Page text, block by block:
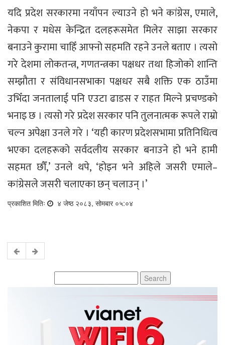
यदि प्रदेश सरकारमा नयाँपन ल्याउने हो भने कांग्रेस, एमाले,
नेकपा र मधेस केन्द्रित दलहरूसमेत मिलेर साझा सरकार
बनाउने कुरामा चाहिँ आफ्नो सहमति रहने उनले बताए । त्यसो
गरे देशमा लोकतन्त्र, गणतन्त्रका पक्षधर तथा हिजोको शान्ति
सम्झौता र संविधानसभाका पक्षधर सबै शक्ति एक ठाउँमा
उभिँदा जनतालाई पनि एउटा ढाडस र राहत मिल्ने प्रचण्डको
भनाइ छ । त्यसो गरे प्रदेश सरकार पनि तुलनात्मक रूपले राम्रो
चल्न अपेक्षा उनले गरे । ‘यही कारण प्रदेशसभामा प्रतिनिधित्व
भएका दलहरूको सर्वदलीय सरकार बनाउने हो भने हामी
सहमत छौँ,’ उनले थपे, ‘होइन भने अहिले जसरी एमाले–
कांग्रेसले जसरी चलाएका छन् चलाउन् ।’
प्रकाशित मितिः ४ जेष्ठ २०८३, सोमबार ०५:०४
for: